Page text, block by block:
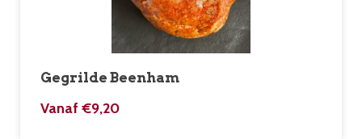
Gegrilde Beenham
Vanaf €9,20